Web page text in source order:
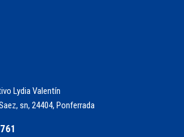
Lydia Valentín
sn, 24404, Ponferrada